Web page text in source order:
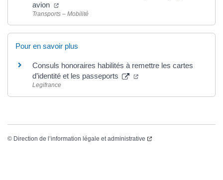
avion
Transports – Mobilité
Pour en savoir plus
Consuls honoraires habilités à remettre les cartes
d’identité et les passeports
Legifrance
© Direction de l’information légale et administrative